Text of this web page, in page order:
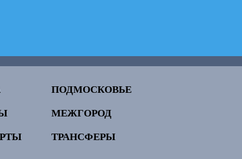
ПОДМОСКОВЬЕ
МЕЖГОРОД
ТРАНСФЕРЫ